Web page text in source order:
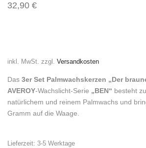
32,90 €
inkl. MwSt. zzgl. Versandkosten
Das 3er Set Palmwachskerzen „Der
AVEROY-Wachslicht-Serie „BEN“ besteht
natürlichem und reinem Palmwachs und
Gramm auf die Waage.
Lieferzeit: 3-5 Werktage